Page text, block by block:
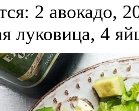
2 авокадо,
луковица, 4